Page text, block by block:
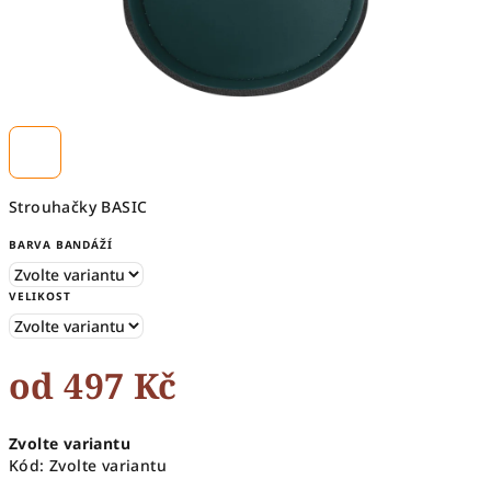
Strouhačky BASIC
BARVA BANDÁŽÍ
VELIKOST
od497 Kč
cena:
Zvolte variantu
Kód: Zvolte variantu